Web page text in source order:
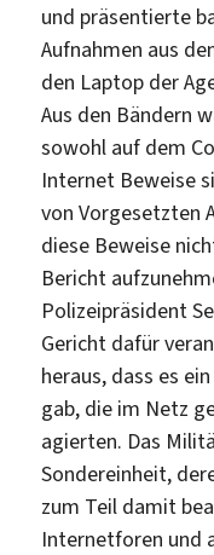
und präsentierte
Aufnahmen aus
den Laptop der
Aus den Bändern
sowohl auf dem
Internet Beweise
von Vorgesetzten
diese Beweise
Bericht
Polizeipräsident
Gericht dafür
heraus, dass es
gab, die im Netz
agierten. Das
Sondereinheit,
zum Teil damit
Internetforen und